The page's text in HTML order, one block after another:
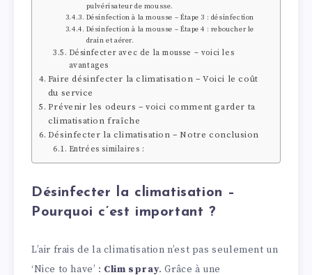
pulvérisateur de mousse.
Désinfection à la mousse – Étape 3 : désinfection
Désinfection à la mousse – Étape 4 : reboucher le
drain et aérer.
Désinfecter avec de la mousse – voici les
avantages
Faire désinfecter la climatisation – Voici le coût
du service
Prévenir les odeurs – voici comment garder ta
climatisation fraîche
Désinfecter la climatisation – Notre conclusion
Entrées similaires :
Désinfecter la climatisation –
Pourquoi c’est important ?
L’air frais de la climatisation n’est pas seulement un
‘Nice to have’ : Clim spray. Grâce à une